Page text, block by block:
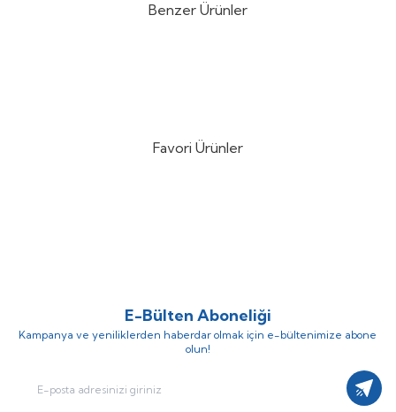
Benzer Ürünler
Favori Ürünler
E-Bülten Aboneliği
Kampanya ve yeniliklerden haberdar olmak için e-bültenimize abone
olun!